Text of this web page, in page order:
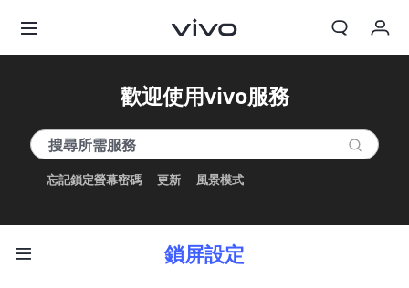
登入/註冊
歡迎使用vivo服務
忘記鎖定螢幕密碼 更新 風景模式
鎖屏設定